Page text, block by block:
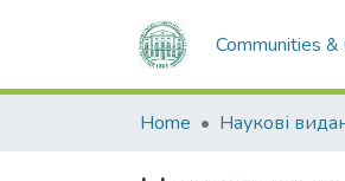
Communities
Home